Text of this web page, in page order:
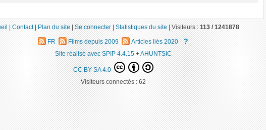
|Contact|Plan du site|Se connecter|Statistiques du site|Visiteurs :113 / 1241878
FR Films depuis 2009 Articles liés 2020 ?
Site réalisé avec SPIP 4.4.15+AHUNTSIC
CC BY-SA 4.0
Visiteurs connectés :62